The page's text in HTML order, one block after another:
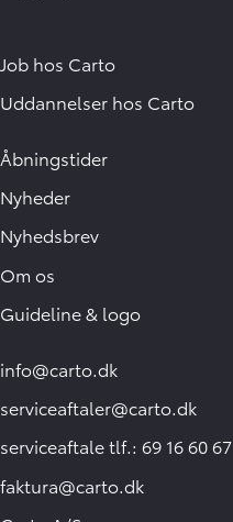
Job hos Carto
Uddannelser hos Carto
Åbningstider
Nyheder
Nyhedsbrev
Om os
Guideline & logo
info@carto.dk
serviceaftaler@carto.dk
serviceaftale tlf.: 69 16 60 67
faktura@carto.dk